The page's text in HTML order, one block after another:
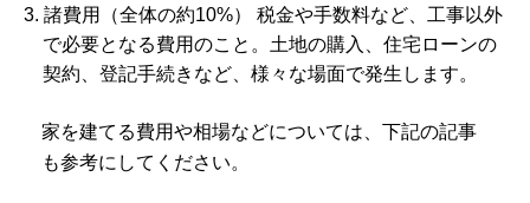
3. 諸費用（全体の約10%） 税金や手数料など、工事以外
で必要となる費用のこと。土地の購入、住宅ローンの
契約、登記手続きなど、様々な場面で発生します。
家を建てる費用や相場などについては、下記の記事
も参考にしてください。